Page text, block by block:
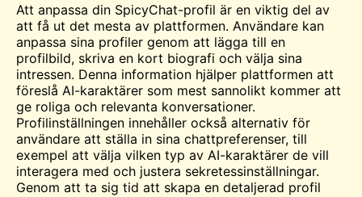
Att anpassa din SpicyChat-profil är en viktig del av
att få ut det mesta av plattformen. Användare kan
anpassa sina profiler genom att lägga till en
profilbild, skriva en kort biografi och välja sina
intressen. Denna information hjälper plattformen att
föreslå AI-karaktärer som mest sannolikt kommer att
ge roliga och relevanta konversationer.
Profilinställningen innehåller också alternativ för
användare att ställa in sina chattpreferenser, till
exempel att välja vilken typ av AI-karaktärer de vill
interagera med och justera sekretessinställningar.
Genom att ta sig tid att skapa en detaljerad profil